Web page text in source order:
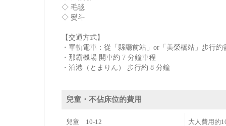
◇ 毛毯
◇ 熨斗
【交通方式】
・單軌電車：從「縣廳前站」or「美榮橋站」步行約
・那霸機場 開車約 7 分鐘車程
・泊港（とまりん） 步行約 8 分鐘
兒童・不佔床位的費用
兒童 10-12 大人費用的